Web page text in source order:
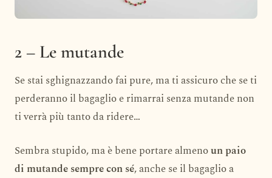
2 – Le mutande
Se stai sghignazzando fai pure, ma ti assicuro che se ti
perderanno il bagaglio e rimarrai senza mutande non
ti verrà più tanto da ridere…
Sembra stupido, ma è bene portare almenoun paio
di mutande sempre con sé, anche se il bagaglio a